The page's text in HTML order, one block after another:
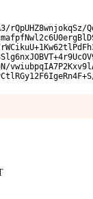
rQpUHZ8wnjokqSz/